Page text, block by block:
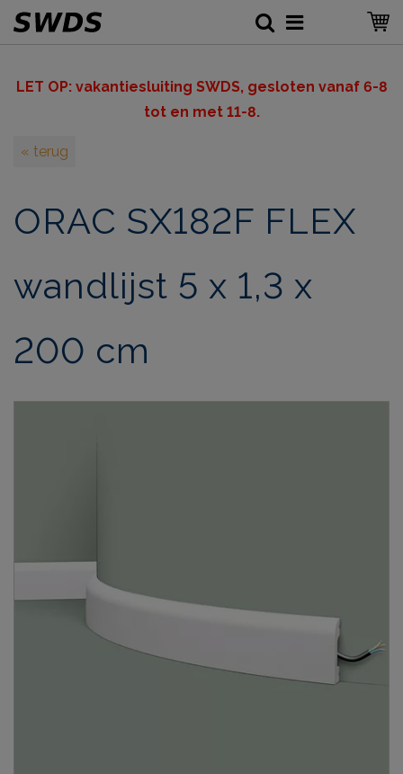
LET OP: vakantiesluiting SWDS, gesloten vanaf 6-8
tot en met 11-8.
« terug
ORAC SX182F FLEX
wandlijst 5 x 1,3 x
200 cm